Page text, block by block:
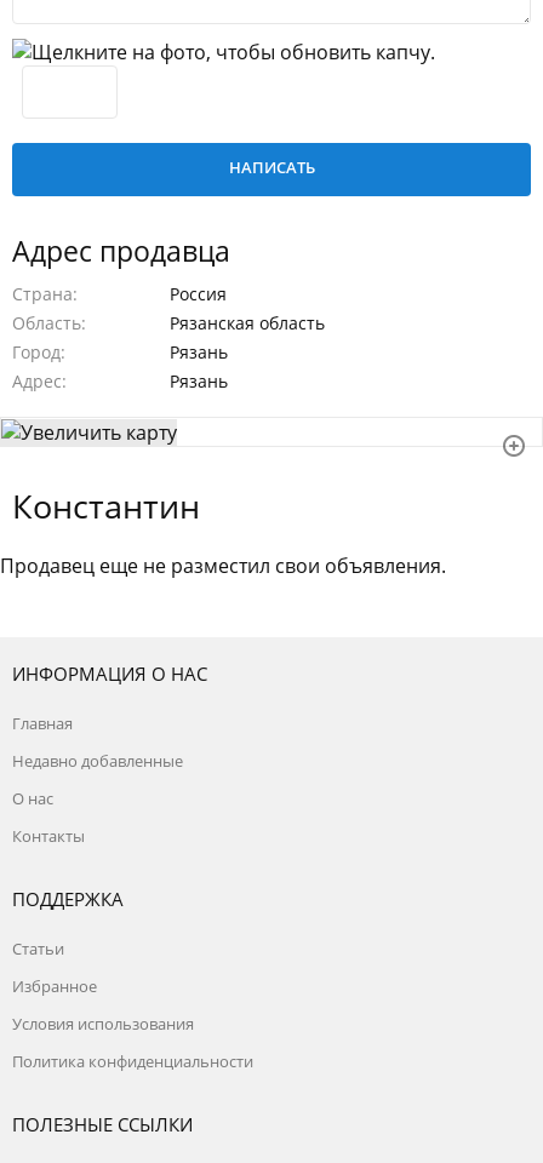
Адрес продавца
Страна
Россия
Область
Рязанская область
Город
Рязань
Адрес
Рязань
Константин
Продавец еще не разместил свои объявления.
ИНФОРМАЦИЯ О НАС
Главная
Недавно добавленные
О нас
Контакты
ПОДДЕРЖКА
Статьи
Избранное
Условия использования
Политика конфиденциальности
ПОЛЕЗНЫЕ ССЫЛКИ